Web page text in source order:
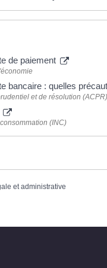
de paiement
bancaire : quelles
et de résolution (ACPR)
(INC)
et administrative